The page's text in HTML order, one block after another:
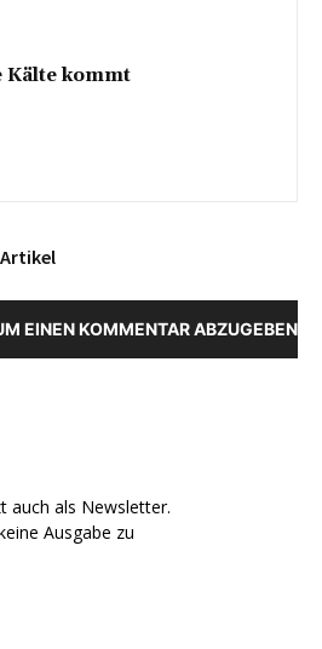
Kälte kommt
EINEN KOMMENTAR ABZUGEBEN
auch als Newsletter.
Ausgabe zu